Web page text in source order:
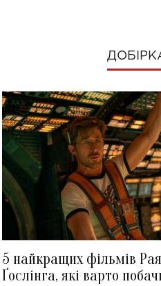
5 найкращих фільмів
Ґослінга, які варто